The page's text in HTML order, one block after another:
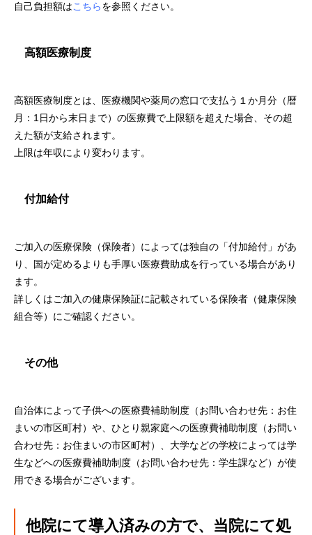
自己負担額はこちらを参照ください。
高額医療制度
高額医療制度とは、医療機関や薬局の窓口で支払う１か月分（暦
月：1日から末日まで）の医療費で上限額を超えた場合、その超
えた額が支給されます。
上限は年収により変わります。
付加給付
ご加入の医療保険（保険者）によっては独自の「付加給付」があ
り、国が定めるよりも手厚い医療費助成を行っている場合があり
ます。
詳しくはご加入の健康保険証に記載されている保険者（健康保険
組合等）にご確認ください。
その他
自治体によって子供への医療費補助制度（お問い合わせ先：お住
まいの市区町村）や、ひとり親家庭への医療費補助制度（お問い
合わせ先：お住まいの市区町村）、大学などの学校によっては学
生などへの医療費補助制度（お問い合わせ先：学生課など）が使
用できる場合がございます。
他院にて導入済みの方で、当院にて処